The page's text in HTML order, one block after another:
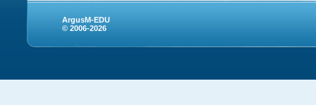
ArgusM-EDU
© 2006-2026